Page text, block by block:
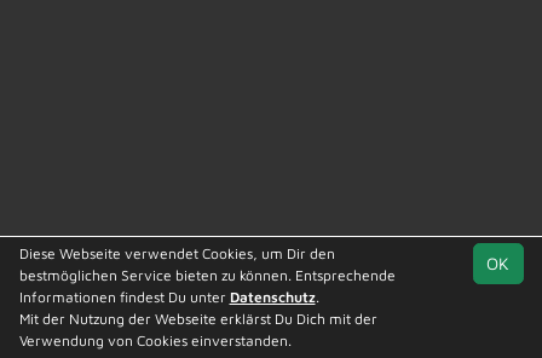
Team Kreisoberliga
OK
Diese Webseite verwendet Cookies, um Dir den
bestmöglichen Service bieten zu können. Entsprechende
Informationen findest Du unter Datenschutz.
Mit der Nutzung der Webseite erklärst Du Dich mit der
Verwendung von Cookies einverstanden.